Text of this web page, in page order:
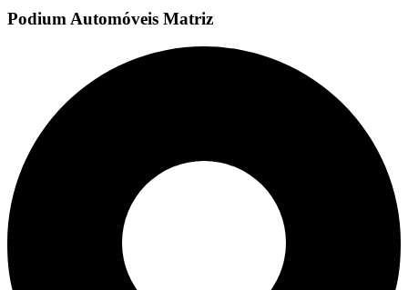
Podium Automóveis Matriz